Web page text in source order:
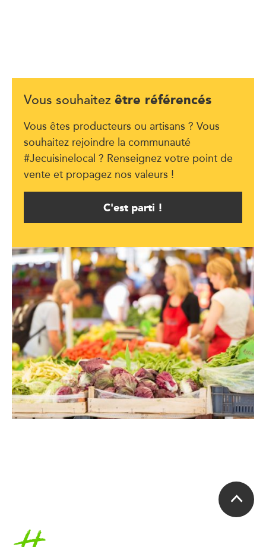
Vous souhaitez être référencés
Vous êtes producteurs ou artisans ? Vous
souhaitez rejoindre la communauté
#Jecuisinelocal ? Renseignez votre point de
vente et propagez nos valeurs !
C'est parti !
Accueil